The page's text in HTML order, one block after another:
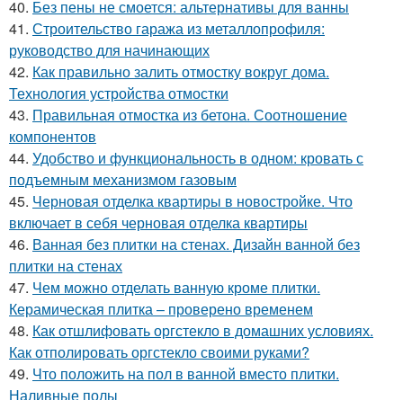
40. Без пены не смоется: альтернативы для ванны
41. Строительство гаража из металлопрофиля:
руководство для начинающих
42. Как правильно залить отмостку вокруг дома.
Технология устройства отмостки
43. Правильная отмостка из бетона. Соотношение
компонентов
44. Удобство и функциональность в одном: кровать с
подъемным механизмом газовым
45. Черновая отделка квартиры в новостройке. Что
включает в себя черновая отделка квартиры
46. Ванная без плитки на стенах. Дизайн ванной без
плитки на стенах
47. Чем можно отделать ванную кроме плитки.
Керамическая плитка – проверено временем
48. Как отшлифовать оргстекло в домашних условиях.
Как отполировать оргстекло своими руками?
49. Что положить на пол в ванной вместо плитки.
Наливные полы